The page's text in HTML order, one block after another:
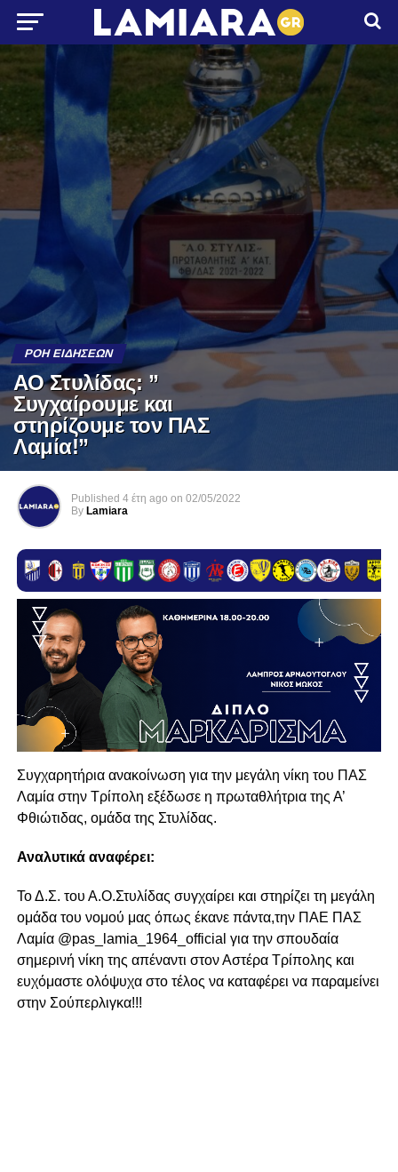
ΡΟΉ ΕΙΔΉΣΕΩΝ
ΑΟ Στυλίδας: ”
Συγχαίρουμε και
στηρίζουμε τον ΠΑΣ
Λαμία!”
Published 4 έτη ago on 02/05/2022
By Lamiara
Συγχαρητήρια ανακοίνωση για την μεγάλη νίκη του ΠΑΣ
Λαμία στην Τρίπολη εξέδωσε η πρωταθλήτρια της Α’
Φθιώτιδας, ομάδα της Στυλίδας.
Αναλυτικά αναφέρει:
Το Δ.Σ. του Α.Ο.Στυλίδας συγχαίρει και στηρίζει τη μεγάλη
ομάδα του νομού μας όπως έκανε πάντα,την ΠΑΕ ΠΑΣ
Λαμία @pas_lamia_1964_official για την σπουδαία
σημερινή νίκη της απέναντι στον Αστέρα Τρίπολης και
ευχόμαστε ολόψυχα στο τέλος να καταφέρει να παραμείνει
στην Σούπερλιγκα!!!